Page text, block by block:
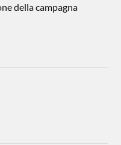
della campagna